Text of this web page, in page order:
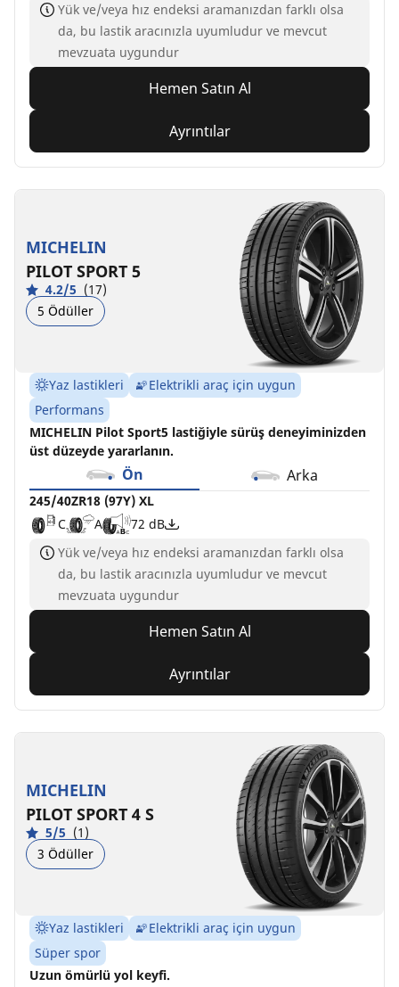
Yük ve/veya hız endeksi aramanızdan farklı olsa
da, bu lastik aracınızla uyumludur ve mevcut
mevzuata uygundur
Hemen Satın Al
Ayrıntılar
MICHELIN
PILOT SPORT 5
4.2/5 (17)
5 Ödüller
Yaz lastikleri
Elektrikli araç için uygun
Performans
MICHELIN Pilot Sport5 lastiğiyle sürüş deneyiminizden
üst düzeyde yararlanın.
Ön Arka
245/40ZR18 (97Y) XL
C
A 72 dB
Yük ve/veya hız endeksi aramanızdan farklı olsa
da, bu lastik aracınızla uyumludur ve mevcut
mevzuata uygundur
Hemen Satın Al
Ayrıntılar
MICHELIN
PILOT SPORT 4 S
5/5 (1)
3 Ödüller
Yaz lastikleri
Elektrikli araç için uygun
Süper spor
Uzun ömürlü yol keyfi.